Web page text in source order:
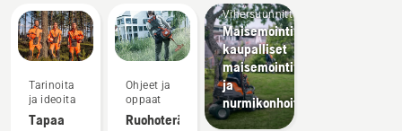
Tarinoita
ja ideoita
Tapaa
Ohjeet ja
oppaat
Ruohoterän
Vihersuunnittelu
Maisemointivälineet,
kaupalliset
maisemointivälineet
ja
nurmikonhoitovälineet